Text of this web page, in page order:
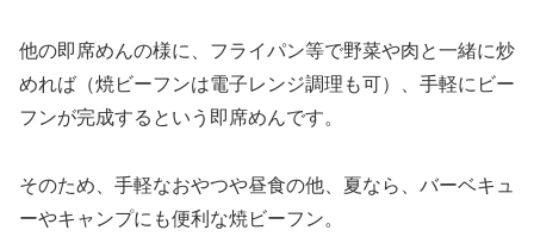
他の即席めんの様に、フライパン等で野菜や肉と一緒に炒
めれば（焼ビーフンは電子レンジ調理も可）、手軽にビー
フンが完成するという即席めんです。
そのため、手軽なおやつや昼食の他、夏なら、バーベキュ
ーやキャンプにも便利な焼ビーフン。